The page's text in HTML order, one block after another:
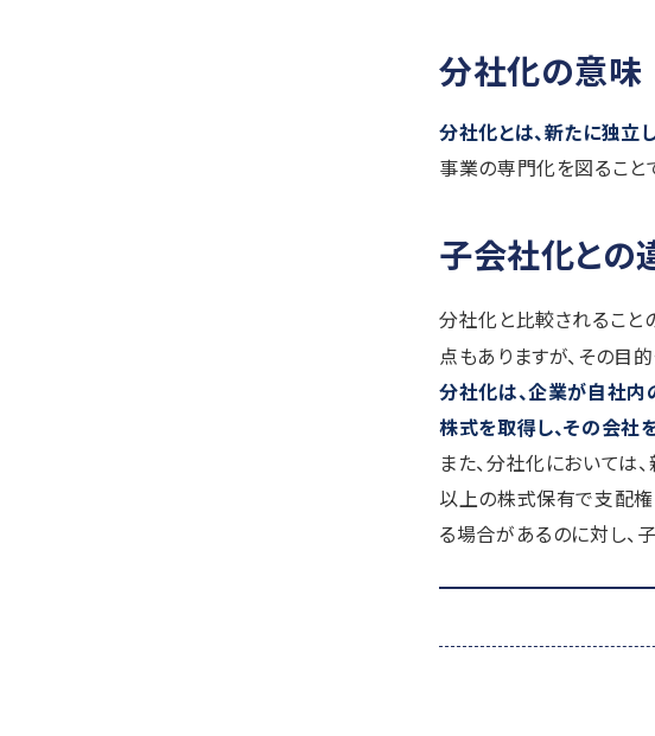
分社化の意味
分社化とは、新たに独立
事業の専門化を図ること
子会社化との
分社化と比較されること
点もありますが、その目
分社化は、企業が自社内
株式を取得し、その会社
また、分社化において
以上の株式保有で支配権
る場合があるのに対し、